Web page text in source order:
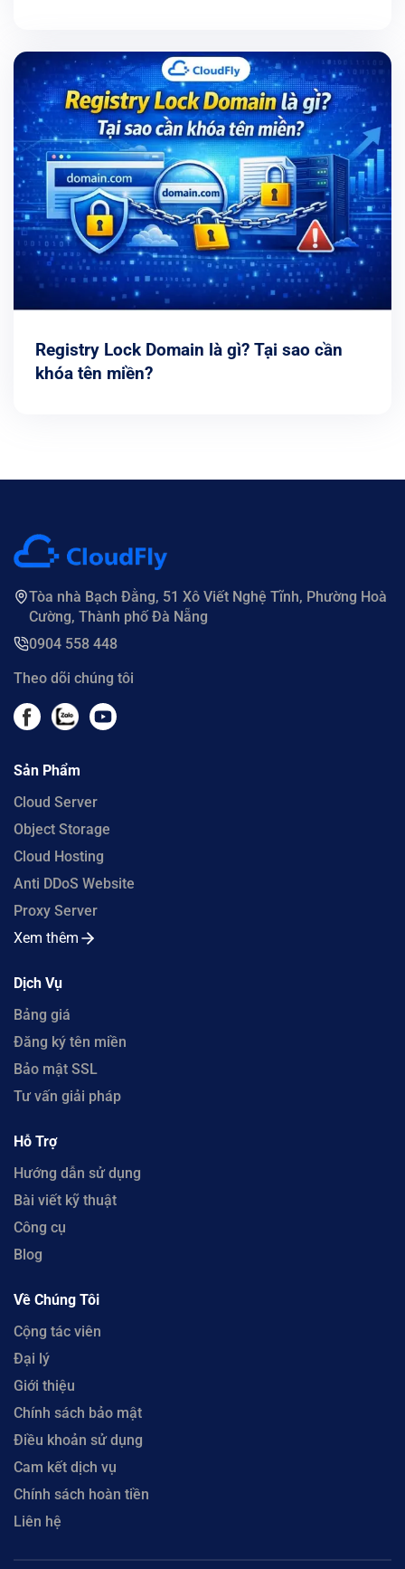
Registry Lock Domain là gì? Tại sao cần
khóa tên miền?
Tòa nhà Bạch Đằng, 51 Xô Viết Nghệ Tĩnh, Phường Hoà
Cường, Thành phố Đà Nẵng
0904 558 448
Theo dõi chúng tôi
Sản Phẩm
Cloud Server
Object Storage
Cloud Hosting
Anti DDoS Website
Proxy Server
Xem thêm
Dịch Vụ
Bảng giá
Đăng ký tên miền
Bảo mật SSL
Tư vấn giải pháp
Hỗ Trợ
Hướng dẫn sử dụng
Bài viết kỹ thuật
Công cụ
Blog
Về Chúng Tôi
Cộng tác viên
Đại lý
Giới thiệu
Chính sách bảo mật
Điều khoản sử dụng
Cam kết dịch vụ
Chính sách hoàn tiền
Liên hệ